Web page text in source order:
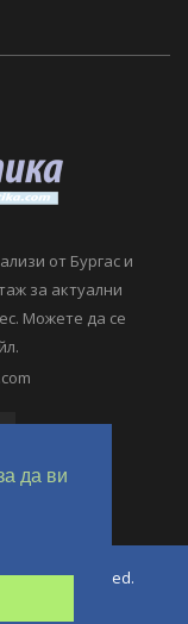
да ви
от Бургас и
за актуални
Можете да се
Rights Reserved.